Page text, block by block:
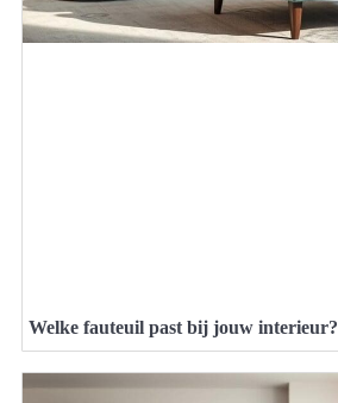
Welke fauteuil past bij jouw interieur?